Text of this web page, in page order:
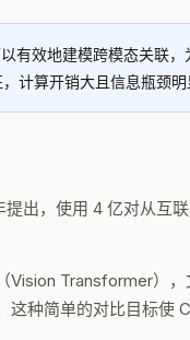
有效地建模跨模态关联，
计算开销大且信息瓶颈明
出，使用 4 亿对从互
Transformer），
这种简单的对比目标